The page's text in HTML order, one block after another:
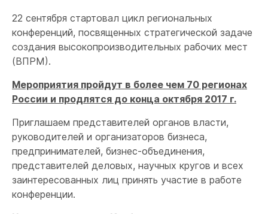
22 сентября стартовал цикл региональных
конференций, посвященных стратегической задаче
создания высокопроизводительных рабочих мест
(ВПРМ).
Мероприятия пройдут в более чем 70 регионах
России и продлятся до конца октября 2017 г.
Приглашаем представителей органов власти,
руководителей и организаторов бизнеса,
предпринимателей, бизнес-объединения,
представителей деловых, научных кругов и всех
заинтересованных лиц принять участие в работе
конференции.